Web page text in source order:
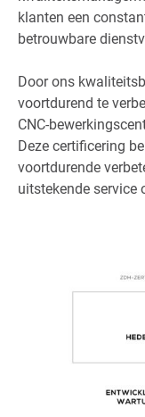
klanten een
betrouwbare
Door ons
voortdurend te
CNC-
Deze certificering
voortdurende
uitstekende service